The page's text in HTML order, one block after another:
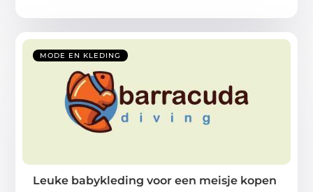
MODE EN KLEDING
Leuke babykleding voor een meisje kopen